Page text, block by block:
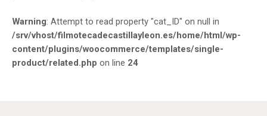
Warning: Attempt to read property "cat_ID" on null in
/srv/vhost/filmotecadecastillayleon.es/home/html/wp-
content/plugins/woocommerce/templates/single-
product/related.php on line 24